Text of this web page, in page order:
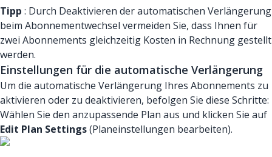
Tipp : Durch Deaktivieren der automatischen Verlängerung
beim Abonnementwechsel vermeiden Sie, dass Ihnen für
zwei Abonnements gleichzeitig Kosten in Rechnung gestellt
werden.
Einstellungen für die automatische Verlängerung
Um die automatische Verlängerung Ihres Abonnements zu
aktivieren oder zu deaktivieren, befolgen Sie diese Schritte:
Wählen Sie den anzupassende Plan aus und klicken Sie auf
Edit Plan Settings(Planeinstellungen bearbeiten).